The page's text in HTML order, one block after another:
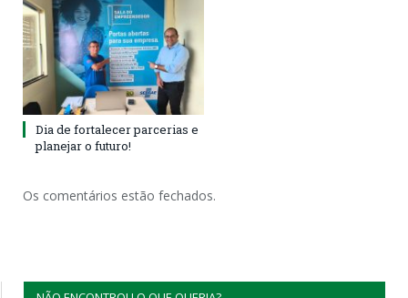
Dia de fortalecer parcerias e
planejar o futuro!
Os comentários estão fechados.